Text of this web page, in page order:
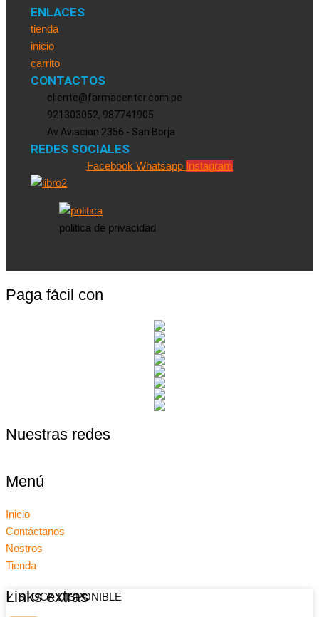
ENLACES
tienda
inicio
carrito
CONTACTOS
cliente@farmacenter.com.pe
921303052, 987741905
Av Aviacion 2356 - San Borja
REDES SOCIALES
Facebook Whatsapp Instagram
politica de privacidad
Paga fácil con
Nuestras redes
Menú
Inicio
Contáctanos
Nostros
Tienda
Links extras
✓ STOCK DISPONIBLE